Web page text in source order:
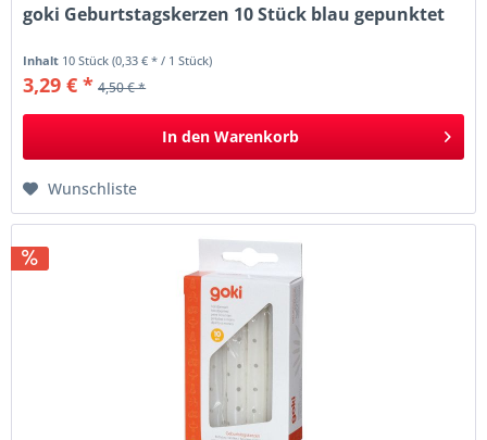
goki Geburtstagskerzen 10 Stück blau gepunktet
Inhalt 10 Stück(0,33 € * / 1 Stück)
3,29 € * 4,50 € *
In den Warenkorb
Wunschliste